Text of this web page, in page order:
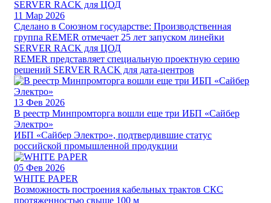
11 Мар 2026
Сделано в Союзном государстве: Производственная
группа REMER отмечает 25 лет запуском линейки
SERVER RACK для ЦОД
REMER представляет специальную проектную серию
решений SERVER RACK для дата-центров
13 Фев 2026
В реестр Минпромторга вошли еще три ИБП «Сайбер
Электро»
ИБП «Сайбер Электро», подтвердившие статус
российской промышленной продукции
05 Фев 2026
WHITE PAPER
Возможность построения кабельных трактов СКС
протяженностью свыше 100 м